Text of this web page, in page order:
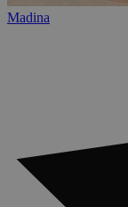
Madina